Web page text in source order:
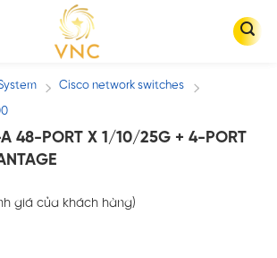
/ Cisco network switches /
48-PORT X 1/10/25G + 4-PORT
giá của khách hàng)